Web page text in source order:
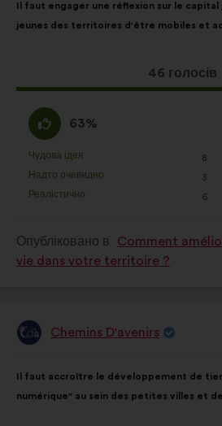
пропозиції:
Il faut engager une réflexion sur le
jeunes des territoires d'être mobiles et
Ця
пропозиція
46 голосів
розподілом:
За
:
63%
Чудова ідея
: 8
разів
Надто очевидно
: 3
разів
Реалістично
: 6
разів
Опубліковано в
Comment
vie dans votre territoire ?
ПропозиціяChemins D'avenirs
пропозиції:
Il faut accroître le développement de
numérique" au sein des petites villes et
розподілом: